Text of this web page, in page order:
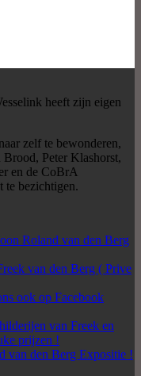
heeft zijn eigen
zelf te bewonderen,
Peter Klashorst,
en de CoBrA
te bezichtigen.
Roland van den Berg
van den Berg ( Prive
ook op Facebook
van Freek en
prijzen !
van den Berg Expositie !